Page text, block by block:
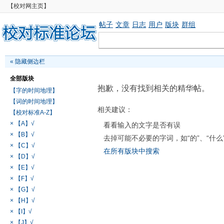
【校对网主页】
帖子 文章 日志 用户 版块 群组
« 隐藏侧边栏
全部版块
【字的时间地理】
【词的时间地理】
【校对标准A-Z】
× 【A】√
× 【B】√
× 【C】√
× 【D】√
× 【E】√
× 【F】√
× 【G】√
× 【H】√
× 【I】√
× 【J】√
抱歉，没有找到相关的精华帖。
相关建议：
看看输入的文字是否有误
去掉可能不必要的字词，如“的”、“什么
在所有版块中搜索